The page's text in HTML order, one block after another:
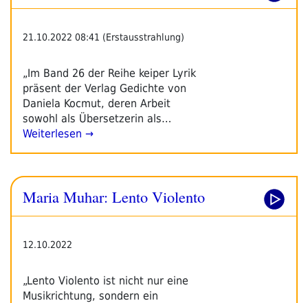
21.10.2022 08:41 (Erstausstrahlung)
„Im Band 26 der Reihe keiper Lyrik
präsent der Verlag Gedichte von
Daniela Kocmut, deren Arbeit
sowohl als Übersetzerin als…
Weiterlesen →
Maria Muhar: Lento Violento
12.10.2022
„Lento Violento ist nicht nur eine
Musikrichtung, sondern ein